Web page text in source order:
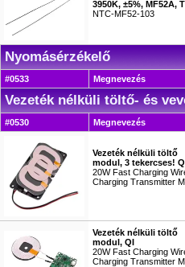
3950K, ±5%, MF52A,
NTC-MF52-103
Nyomásérzékelő
#0533 Megnevezés
Vezeték nélküli töltő- és
#0530 Megnevezés
Vezeték nélküli töltő
modul, 3 tekercses!
20W Fast Charging
Charging Transmitter
Vezeték nélküli töltő
modul, QI
20W Fast Charging
Charging Transmitter